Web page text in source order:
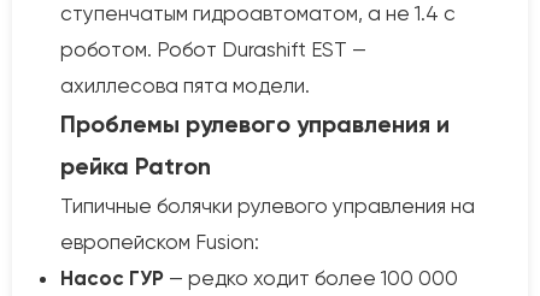
ступенчатым гидроавтоматом, а не 1.4 с
роботом. Робот Durashift EST —
ахиллесова пята модели.
Проблемы рулевого управления и
рейка Patron
Типичные болячки рулевого управления на
европейском Fusion:
Насос ГУР — редко ходит более 100 000